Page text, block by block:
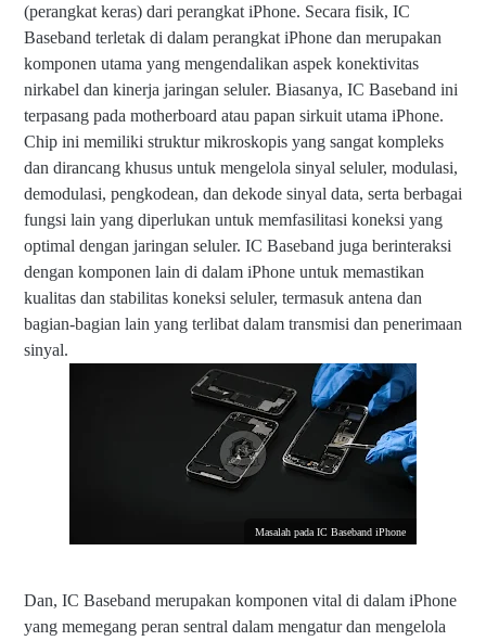
(perangkat keras) dari perangkat iPhone. Secara fisik, IC
Baseband terletak di dalam perangkat iPhone dan merupakan
komponen utama yang mengendalikan aspek konektivitas
nirkabel dan kinerja jaringan seluler. Biasanya, IC Baseband ini
terpasang pada motherboard atau papan sirkuit utama iPhone.
Chip ini memiliki struktur mikroskopis yang sangat kompleks
dan dirancang khusus untuk mengelola sinyal seluler, modulasi,
demodulasi, pengkodean, dan dekode sinyal data, serta berbagai
fungsi lain yang diperlukan untuk memfasilitasi koneksi yang
optimal dengan jaringan seluler. IC Baseband juga berinteraksi
dengan komponen lain di dalam iPhone untuk memastikan
kualitas dan stabilitas koneksi seluler, termasuk antena dan
bagian-bagian lain yang terlibat dalam transmisi dan penerimaan
sinyal.
Masalah pada IC Baseband iPhone
Dan, IC Baseband merupakan komponen vital di dalam iPhone
yang memegang peran sentral dalam mengatur dan mengelola